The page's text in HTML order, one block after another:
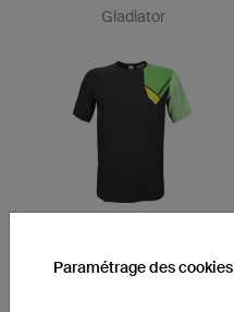
Gladiator
Paramétrage des cookies